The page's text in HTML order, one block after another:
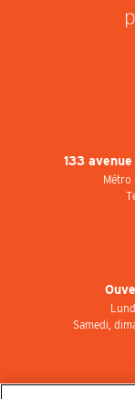
133
Métro
Samedi,